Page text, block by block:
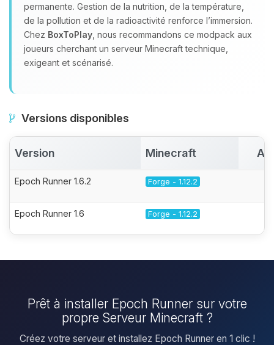
permanente. Gestion de la nutrition, de la température,
de la pollution et de la radioactivité renforce l’immersion.
Chez BoxToPlay , nous recommandons ce modpack aux
joueurs cherchant un serveur Minecraft technique,
exigeant et scénarisé.
Versions disponibles
Version Minecraft
Epoch Runner 1.6.2 Forge - 1.12.2
Epoch Runner 1.6 Forge - 1.12.2
Prêt à installer Epoch Runner sur votre
propre Serveur Minecraft ?
Créez votre serveur et installez Epoch Runner en 1 clic !